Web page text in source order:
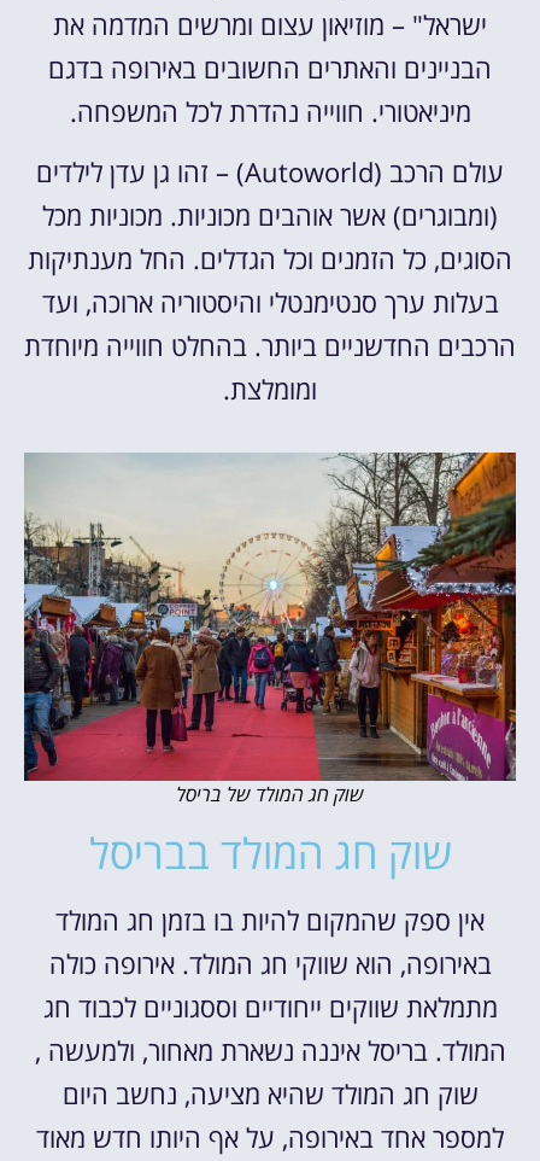
ישראל" – מוזיאון עצום ומרשים המדמה את
הבניינים והאתרים החשובים באירופה בדגם
מיניאטורי. חווייה נהדרת לכל המשפחה.
עולם הרכב (Autoworld) – זהו גן עדן לילדים
(ומבוגרים) אשר אוהבים מכוניות. מכוניות מכל
הסוגים, כל הזמנים וכל הגדלים. החל מענתיקות
בעלות ערך סנטימנטלי והיסטוריה ארוכה, ועד
הרכבים החדשניים ביותר. בהחלט חווייה מיוחדת
ומומלצת.
שוק חג המולד של בריסל
שוק חג המולד בבריסל
אין ספק שהמקום להיות בו בזמן חג המולד
באירופה, הוא שווקי חג המולד. אירופה כולה
מתמלאת שווקים ייחודיים וססגוניים לכבוד חג
המולד. בריסל איננה נשארת מאחור, ולמעשה ,
שוק חג המולד שהיא מציעה, נחשב היום
למספר אחד באירופה, על אף היותו חדש מאוד